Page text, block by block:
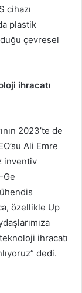
cihazı
plastik
çevresel
ihracatı
2023’te de
Ali Emre
inventiv
Ge
özellikle Up
ihracatı
dedi.